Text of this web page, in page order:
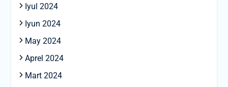
Iyul 2024
Iyun 2024
May 2024
Aprel 2024
Mart 2024